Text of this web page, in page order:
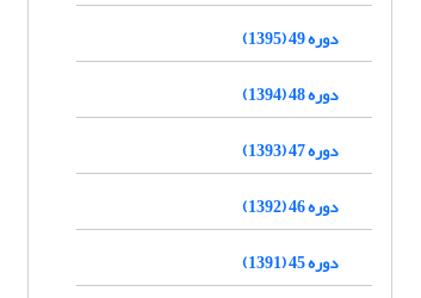
دوره 49 (1395)
دوره 48 (1394)
دوره 47 (1393)
دوره 46 (1392)
دوره 45 (1391)